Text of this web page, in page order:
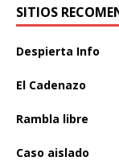
SITIOS
Despierta Info
El Cadenazo
Rambla libre
Caso aislado